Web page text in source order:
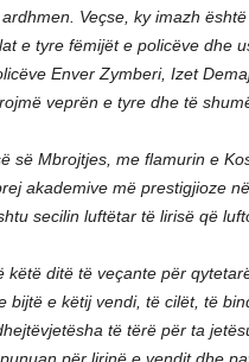
Veçse, ky imazh
e tyre fëmijët e policëve dhe
Enver Zymberi, Izet
veprën e tyre dhe të
së Mbrojtjes, me flamurin e
akademive më prestigjioze
secilin luftëtar të lirisë që
këtë ditë të veçante për
bijtë e këtij vendi, të cilët, të
të tërë për ta